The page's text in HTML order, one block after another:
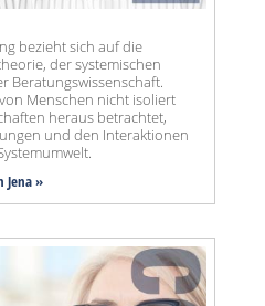
bezieht sich auf die
der systemischen
Beratungswissenschaft.
Menschen nicht isoliert
heraus betrachtet,
und den Interaktionen
Jena »